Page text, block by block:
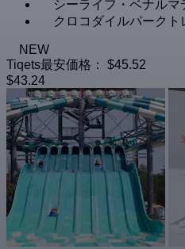
シーライフ・ベナルマ
クロコダイルパークト
NEW
Tiqets最安価格：
$45.52
$43.24